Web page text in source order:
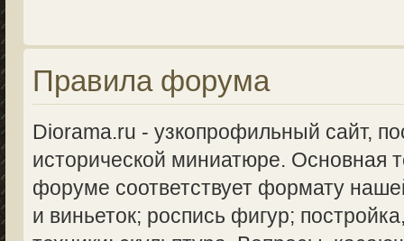
Правила форума
Diorama.ru - узкопрофильный сайт,
исторической миниатюре. Основная
форуме соответствует формату
и виньеток; роспись фигур;